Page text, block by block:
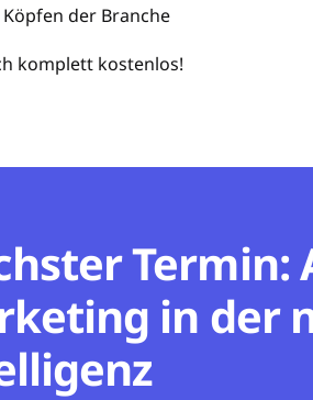
der Branche
komplett kostenlos!
Termin:
in der